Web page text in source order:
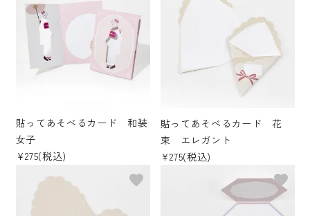
貼ってあそべるカード 和装
女子
¥275(税込)
貼ってあそべるカード 花
束 エレガント
¥275(税込)
favorite favorite